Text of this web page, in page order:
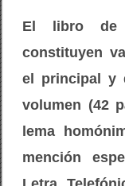
El libro de
constituyen
el principal y
volumen (42
lema
mención